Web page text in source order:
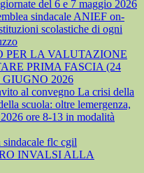
del 6 e 7 maggio 2026
sindacale ANIEF on-
scolastiche di ogni
PER LA VALUTAZIONE
PRIMA FASCIA (24
2026
al convegno La crisi della
scuola: oltre lemergenza,
ore 8-13 in modalità
sindacale flc cgil
INVALSI ALLA